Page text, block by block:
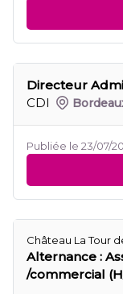
Directeur
CDI
Publiée le 23/07/
Château La Tour
Alternance :
/commercial